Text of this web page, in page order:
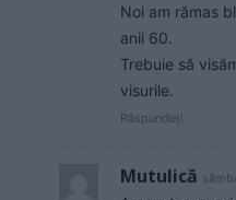
Noi am rămas
anii 60.
Trebuie să
visurile.
Răspundeți
Mutulică